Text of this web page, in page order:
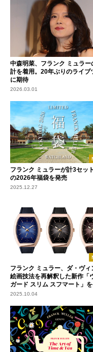
中森明菜、フランク ミュラー
計を着用。20年ぶりのライブ
に期待
2026.03.01
フランク ミュラーが計3セッ
の2026年福袋を発売
2025.12.27
フランク ミュラー、ダ・ヴィ
絵画技法を再解釈した新作「
ガード スリム スフマート」
2025.10.04